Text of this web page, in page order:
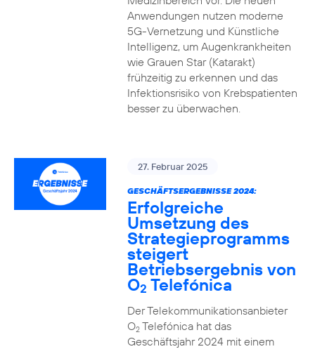
Anwendungen nutzen moderne
5G-Vernetzung und Künstliche
Intelligenz, um Augenkrankheiten
wie Grauen Star (Katarakt)
frühzeitig zu erkennen und das
Infektionsrisiko von Krebspatienten
besser zu überwachen.
27. Februar 2025
GESCHÄFTSERGEBNISSE 2024:
Erfolgreiche
Umsetzung des
Strategieprogramms
steigert
Betriebsergebnis von
O2 Telefónica
Der Telekommunikationsanbieter
O2Telefónica hat das
Geschäftsjahr 2024 mit einem